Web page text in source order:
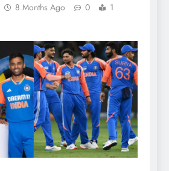
8 Months Ago 0
1